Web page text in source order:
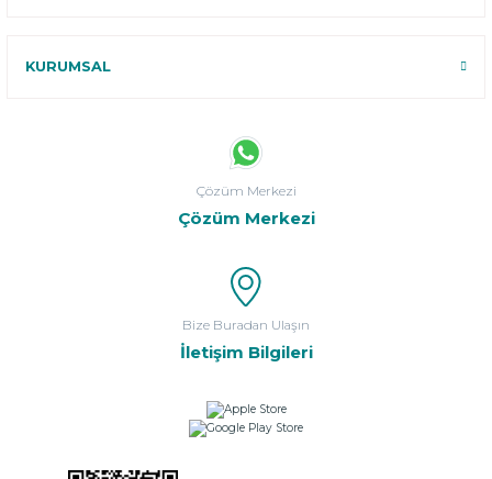
KURUMSAL
Çözüm Merkezi
Çözüm Merkezi
Bize Buradan Ulaşın
İletişim Bilgileri